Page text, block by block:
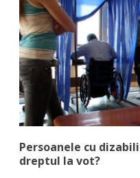
Persoanele cu
dreptul la vot?